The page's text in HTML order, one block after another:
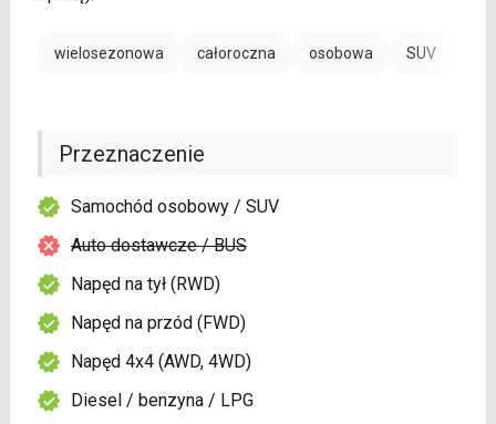
wielosezonowa całoroczna osobowa SUV
Przeznaczenie
Samochód osobowy / SUV
Auto dostawcze / BUS
Napęd na tył (RWD)
Napęd na przód (FWD)
Napęd 4x4 (AWD, 4WD)
Diesel / benzyna / LPG